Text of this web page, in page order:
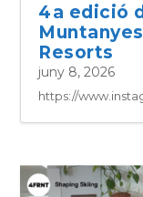
4a edició
Resorts
juny 8, 2026
https://